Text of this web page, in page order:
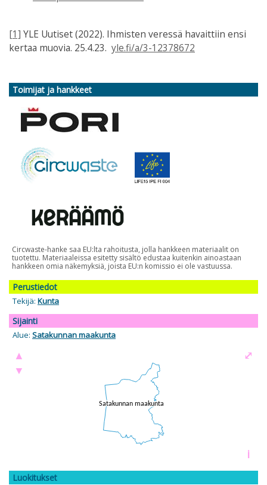
[1] YLE Uutiset (2022). Ihmisten veressä havaittiin ensi
kertaa muovia. 25.4.23. yle.fi/a/3-12378672
Toimijat ja hankkeet
Circwaste-hanke saa EU:lta rahoitusta, jolla hankkeen materiaalit on
tuotettu. Materiaaleissa esitetty sisältö edustaa kuitenkin ainoastaan
hankkeen omia näkemyksiä, joista EU:n komissio ei ole vastuussa.
Perustiedot
Tekijä: Kunta
Sijainti
Alue: Satakunnan maakunta
▲
▼
i
⤢
Luokitukset